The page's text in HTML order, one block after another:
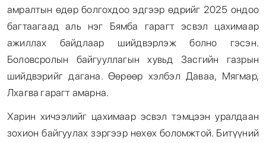
амралтын өдөр болгохдоо эдгээр өдрийг 2025 ондоо
багтаагаад аль нэг Бямба гарагт эсвэл цахимаар
ажиллах байдлаар шийдвэрлэж болно гэсэн.
Боловсролын байгууллагын хувьд Засгийн газрын
шийдвэрийг дагана. Өөрөөр хэлбэл Даваа, Мягмар,
Лхагва гарагт амарна.
Харин хичээлийг цахимаар эсвэл тэмцээн уралдаан
зохион байгуулах зэргээр нөхөх боломжтой. Битүүний